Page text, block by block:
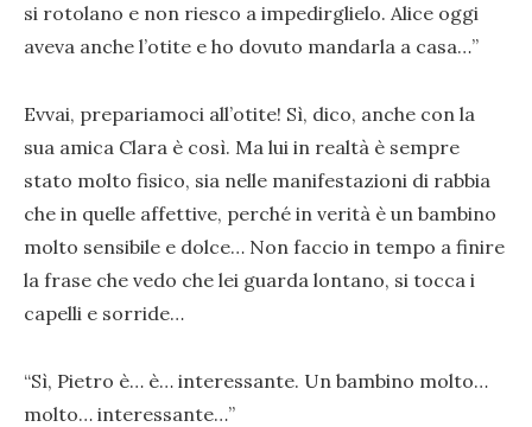
si rotolano e non riesco a impedirglielo. Alice oggi
aveva anche l’otite e ho dovuto mandarla a casa…”
Evvai, prepariamoci all’otite! Sì, dico, anche con la
sua amica Clara è così. Ma lui in realtà è sempre
stato molto fisico, sia nelle manifestazioni di rabbia
che in quelle affettive, perché in verità è un bambino
molto sensibile e dolce… Non faccio in tempo a finire
la frase che vedo che lei guarda lontano, si tocca i
capelli e sorride…
“Sì, Pietro è… è… interessante. Un bambino molto…
molto… interessante…”